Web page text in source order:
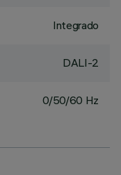
Integrado
DALI-2
0/50/60 Hz